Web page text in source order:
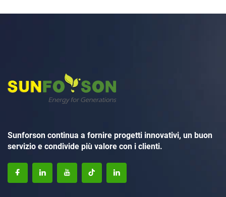
Sunforson continua a fornire progetti innovativi, un buon
servizio e condivide più valore con i clienti.